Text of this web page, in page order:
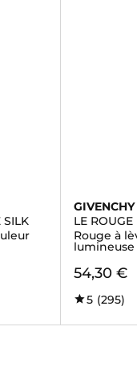
SILK
GIVENCHY
LE ROUGE
Rouge à
54,30 €
5 (295)